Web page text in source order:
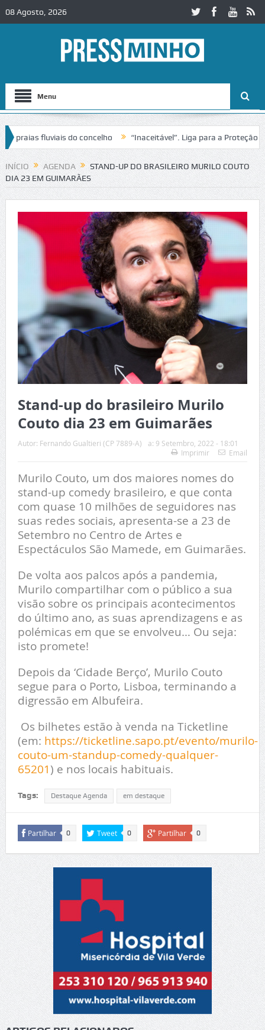
08 Agosto, 2026
Menu
fluviais do concelho “Inaceitável”. Liga para a Proteção da
trânsito no IC2 em Alcobaça Igreja do Castelo de Cerveira
INÍCIO AGENDA
STAND-UP DO BRASILEIRO MURILO COUTO
DIA 23 EM GUIMARÃES
Stand-up do brasileiro Murilo
Couto dia 23 em Guimarães
Autor: Fernando Gualtieri (CP 7889-A) a: 9 Setembro, 2022 - 18:01
Imprimir
Email
Murilo Couto, um dos maiores nomes do
stand-up comedy brasileiro, e que conta
com quase 10 milhões de seguidores nas
suas redes sociais, apresenta-se a 23 de
Setembro no Centro de Artes e
Espectáculos São Mamede, em Guimarães.
De volta aos palcos após a pandemia,
Murilo compartilhar com o público a sua
visão sobre os principais acontecimentos
do último ano, as suas aprendizagens e as
polémicas em que se envolveu… Ou seja:
isto promete!
Depois da ‘Cidade Berço’, Murilo Couto
segue para o Porto, Lisboa, terminando a
digressão em Albufeira.
Os bilhetes estão à venda na Ticketline
(em: https://ticketline.sapo.pt/evento/murilo-
couto-um-standup-comedy-qualquer-
65201 ) e nos locais habituais.
Tags: Destaque Agenda em destaque
Partilhar 0 Tweet 0 Partilhar 0